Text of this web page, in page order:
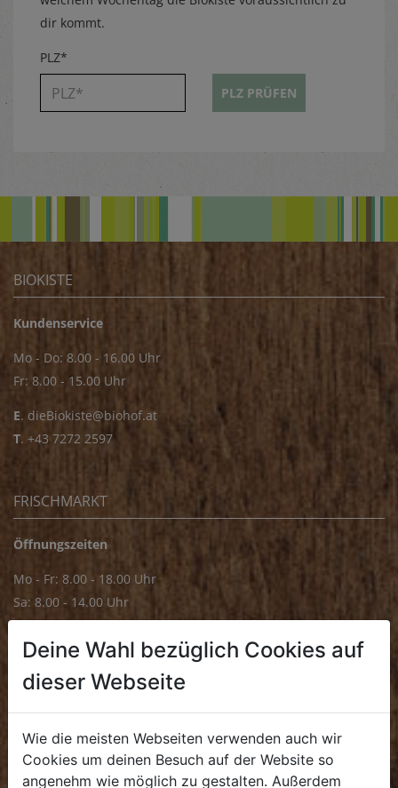
dir kommt.
PLZ*
PLZ PRÜFEN
BIOKISTE
Kundenservice
Mo - Do: 8.00 - 16.00 Uhr
Fr: 8.00 - 15.00 Uhr
E. dieBiokiste@biohof.at
T. +43 7272 2597
FRISCHMARKT
Öffnungszeiten
Mo - Fr: 8.00 - 18.00 Uhr
Sa: 8.00 - 14.00 Uhr
Mo - Fr: 8.00 - 16.00 Uhr
. +43 7272 4859 70
Deine Wahl bezüglich Cookies auf
dieser Webseite
Wie die meisten Webseiten verwenden auch wir
Cookies um deinen Besuch auf der Website so
angenehm wie möglich zu gestalten. Außerdem